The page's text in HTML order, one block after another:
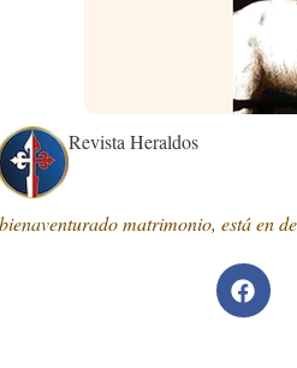
Revista Heraldos
matrimonio, está en